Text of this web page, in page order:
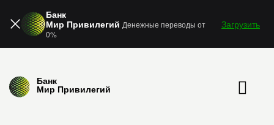
Банк
Мир Привилегий Денежные переводы от
0%
Загрузить
Банк
Мир Привилегий